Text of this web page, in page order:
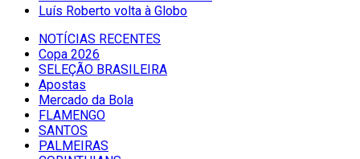
Luís Roberto volta à Globo
NOTÍCIAS RECENTES
Copa 2026
SELEÇÃO BRASILEIRA
Apostas
Mercado da Bola
FLAMENGO
SANTOS
PALMEIRAS